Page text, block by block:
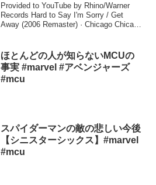
Provided to YouTube by Rhino/Warner
Records Hard to Say I'm Sorry / Get
Away (2006 Remaster) · Chicago Chicago
ほとんどの人が知らないMCUの
事実 #marvel #アベンジャーズ
#mcu
スパイダーマンの敵の悲しい今後
【シニスターシックス】#marvel
#mcu